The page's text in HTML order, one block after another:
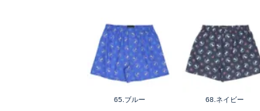
65.ブルー 68.ネイビー